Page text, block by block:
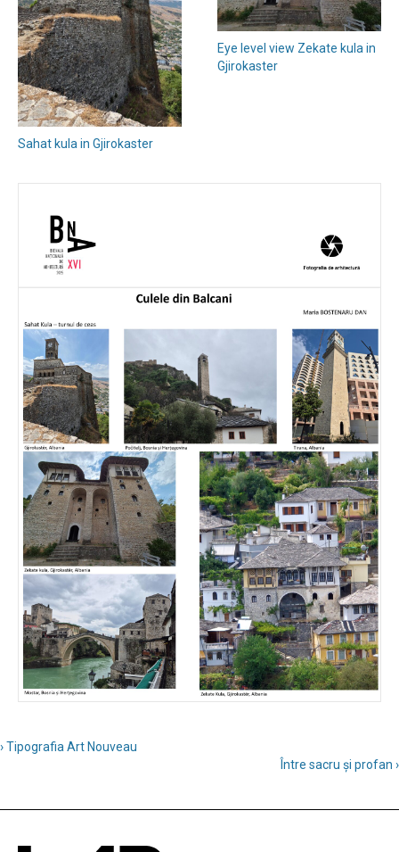
Sahat kula in Gjirokaster
Eye level view Zekate kula in
Gjirokaster
› Tipografia Art Nouveau
Între sacru și profan ›